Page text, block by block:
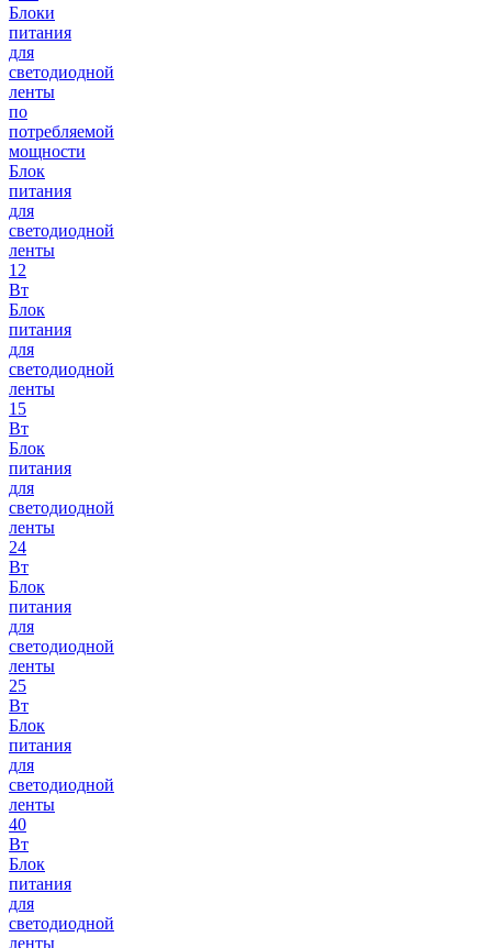
Блоки
питания
для
светодиодной
ленты
по
потребляемой
мощности
Блок
питания
для
светодиодной
ленты
12
Вт
Блок
питания
для
светодиодной
ленты
15
Вт
Блок
питания
для
светодиодной
ленты
24
Вт
Блок
питания
для
светодиодной
ленты
25
Вт
Блок
питания
для
светодиодной
ленты
40
Вт
Блок
питания
для
светодиодной
ленты